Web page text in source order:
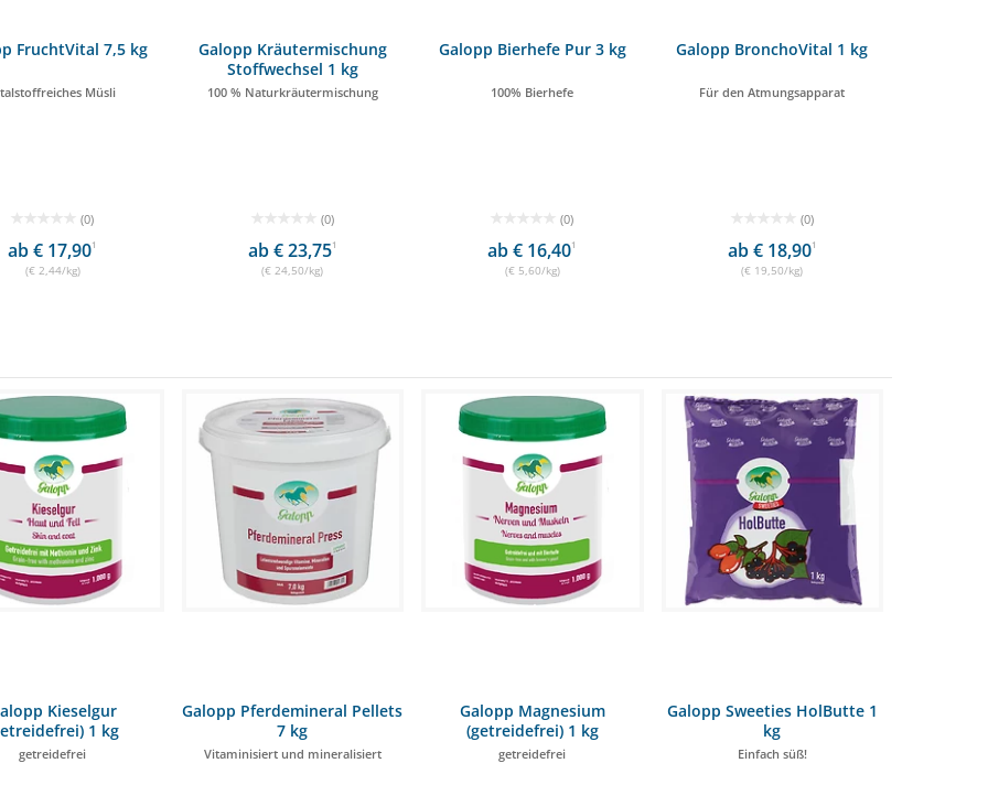
FruchtVital 7,5 kg
Müsli
(0)
ab € 17,901
(€ 2,44/kg)
Galopp Kräutermischung
Stoffwechsel 1 kg
100 % Naturkräutermischung
(0)
ab € 23,751
(€ 24,50/kg)
Galopp Bierhefe Pur 3 kg
100% Bierhefe
(0)
ab € 16,401
(€ 5,60/kg)
Galopp BronchoVital 1 kg
Für den Atmungsapparat
(0)
ab € 18,901
(€ 19,50/kg)
Kieselgur
1 kg
getreidefrei
Galopp Pferdemineral Pellets
7 kg
Vitaminisiert und mineralisiert
Galopp Magnesium
(getreidefrei) 1 kg
getreidefrei
Galopp Sweeties HolButte 1
kg
Einfach süß!